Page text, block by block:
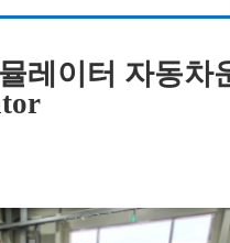
레이터 자동차